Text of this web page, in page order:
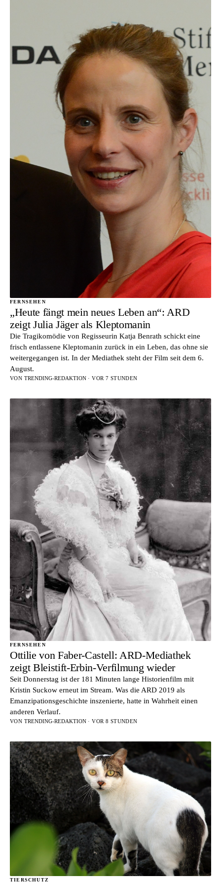
FERNSEHEN
„Heute fängt mein neues Leben an“: ARD
zeigt Julia Jäger als Kleptomanin
Die Tragikomödie von Regisseurin Katja Benrath schickt eine
frisch entlassene Kleptomanin zurück in ein Leben, das ohne sie
weitergegangen ist. In der Mediathek steht der Film seit dem 6.
August.
VON TRENDING-REDAKTION· VOR 7 STUNDEN
FERNSEHEN
Ottilie von Faber-Castell: ARD-Mediathek
zeigt Bleistift-Erbin-Verfilmung wieder
Seit Donnerstag ist der 181 Minuten lange Historienfilm mit
Kristin Suckow erneut im Stream. Was die ARD 2019 als
Emanzipationsgeschichte inszenierte, hatte in Wahrheit einen
anderen Verlauf.
VON TRENDING-REDAKTION· VOR 8 STUNDEN
TIERSCHUTZ